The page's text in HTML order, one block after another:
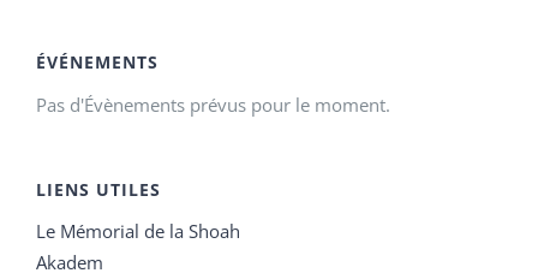
ÉVÉNEMENTS
Pas d'Évènements prévus pour le moment.
LIENS UTILES
Le Mémorial de la Shoah
Akadem